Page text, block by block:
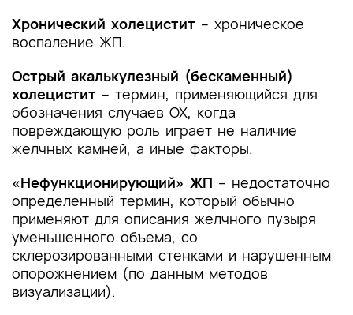
Приложение В. Информация для пациента
Приложение Г1-ГN. Шкалы оценки, вопросники
и другие оценочные инструменты состояния
пациента, приведенные в клинических
рекомендациях
Хронический холецистит – хроническое
воспаление ЖП.
Острый акалькулезный (бескаменный)
холецистит – термин, применяющийся для
обозначения случаев ОХ, когда
повреждающую роль играет не наличие
желчных камней, а иные факторы.
«Нефункционирующий» ЖП – недостаточно
определенный термин, который обычно
применяют для описания желчного пузыря
уменьшенного объема, со
склерозированными стенками и нарушенным
опорожнением (по данным методов
визуализации).